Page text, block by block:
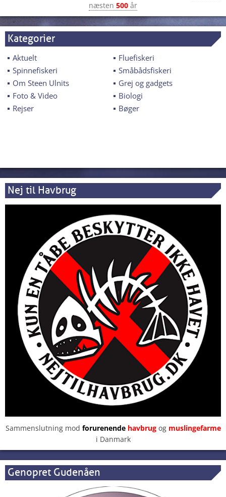
næsten 500 år
Kategorier
Aktuelt
Fluefiskeri
Spinnefiskeri
Småbådsfiskeri
Om Steen Ulnits
Grej og gadgets
Foto & Video
Biologi
Rejser
Bøger
Nej til Havbrug
Sammenslutning mod forurenendehavbrugog muslingefarme
i Danmark
Genopret Gudenåen